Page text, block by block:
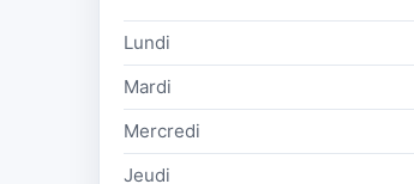
Lundi
Mardi
Mercredi
Jeudi